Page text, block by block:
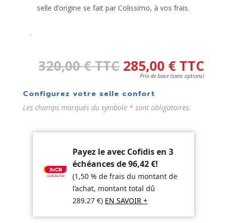
selle d’origine se fait par Colissimo, à vos frais.
.
320,00€TTC 285,00 € TTC
Prix de base (sans options)
Configurez votre selle confort
Les champs marqués du symbole * sont obligatoires.
Payez le avec Cofidis en 3
échéances de96,42€!
(1,50 % de frais du montant de
l’achat, montant total dû
289.27€) EN SAVOIR +